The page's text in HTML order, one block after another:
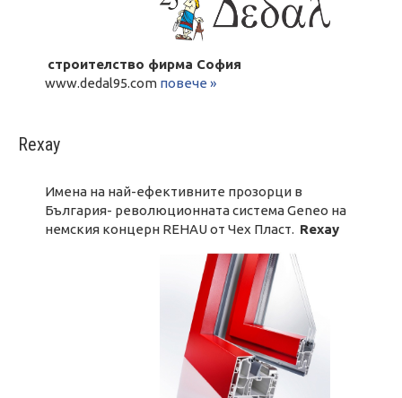
строителство фирма София
www.dedal95.com повече »
Rехау
Имена на най-ефективните прозорци в
България- революционната система Geneo на
немския концерн REHAU от Чех Пласт. Rехау